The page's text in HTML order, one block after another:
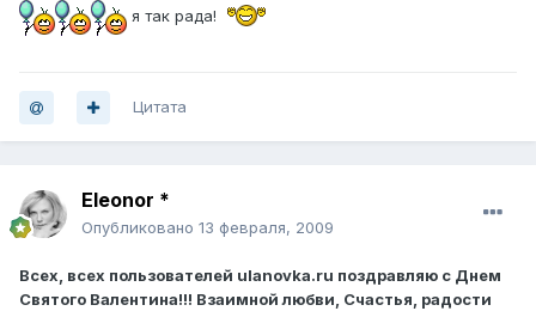
я так рада!
Цитата
Eleonor *
Опубликовано 13 февраля, 2009
Всех, всех пользователей ulanovka.ru поздравляю с Днем
Святого Валентина!!! Взаимной любви, Счастья, радости